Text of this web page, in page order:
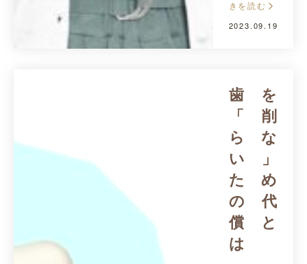
きを読む
2023.09.19
歯を
「削
らな
い」
ため
の代
償と
は